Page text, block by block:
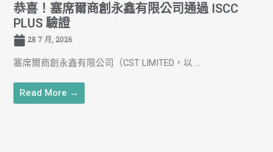
恭喜！塞席爾商創永鑫有限公司通過 ISCC
PLUS 驗證
28 7 月, 2026
塞席爾商創永鑫有限公司（CST LIMITED，以 ...
Read More →